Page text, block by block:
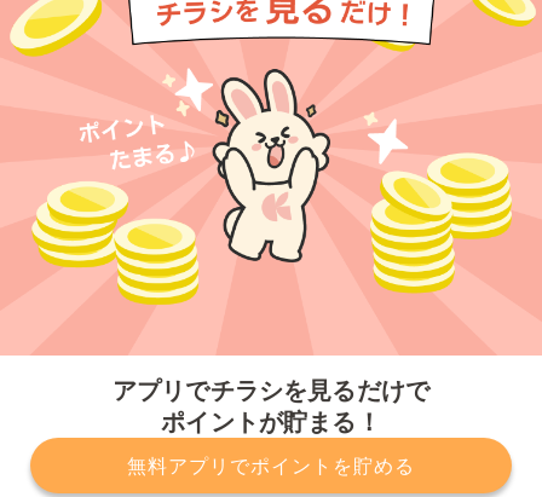
アプリでチラシを見るだけで
ポイントが貯まる！
無料アプリでポイントを貯める